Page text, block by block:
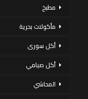
مطبخ
مأكولات بحرية
أكل سورى
أكل صيامي
المحاشي